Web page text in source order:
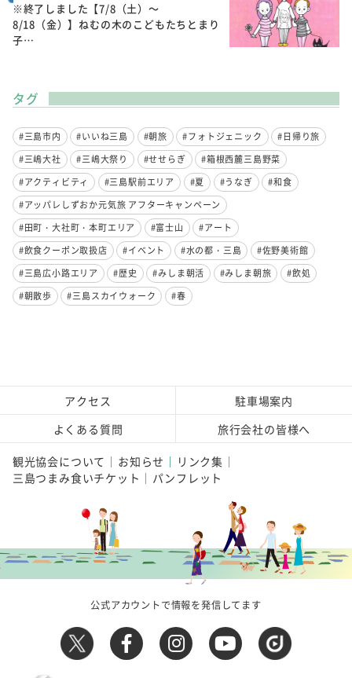
※終了しました【7/8（土）～
8/18（金）】ねむの木のこどもたちとまり
子…
タグ
#三島市内 #いいね三島 #朝旅 #フォトジェニック
#日帰り旅
#三嶋大社
#三嶋大祭り #せせらぎ
#箱根西麓三島野菜
#アクティビティ
#三島駅前エリア #夏 #うなぎ
#和食
#アッパレしずおか元気旅 アフターキャンペーン
#田町・大社町・本町エリア
#富士山
#アート
#飲食クーポン取扱店
#イベント #水の都・三島
#佐野美術館
#三島広小路エリア
#歴史 #みしま朝活 #みしま朝旅
#飲処
#朝散歩
#三島スカイウォーク #春
アクセス
駐車場案内
よくある質問
旅行会社の皆様へ
観光協会について お知らせ
リンク集
三島つまみ食いチケット
パンフレット
公式アカウントで情報を発信してます